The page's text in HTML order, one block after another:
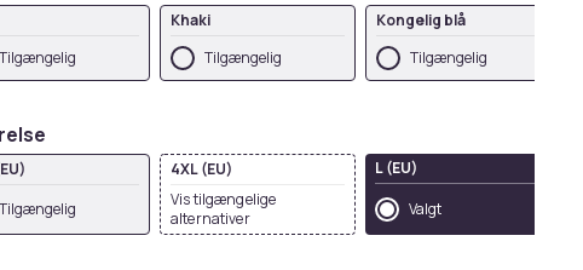
Tilgængelig
Khaki
Tilgængelig
Kongelig blå
Tilgængelig
Tilgængelig
4XL (EU)
Vis tilgængelige
alternativer
L (EU)
Valgt